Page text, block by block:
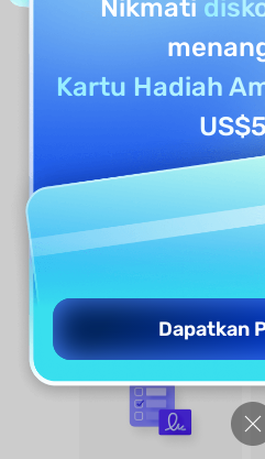
AI Assistant
Organize PDF
Nikmati
Kartu Hadiah
Dapatkan